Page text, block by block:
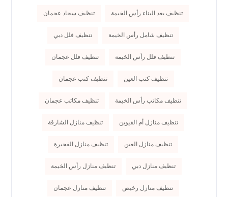
تنظيف بعد البناء رأس الخيمة تنظيف سجاد عجمان
تنظيف شامل رأس الخيمة تنظيف فلل دبي
تنظيف فلل رأس الخيمة تنظيف فلل عجمان
تنظيف كنب العين تنظيف كنب عجمان
تنظيف مكاتب رأس الخيمة تنظيف مكاتب عجمان
تنظيف منازل أم القيوين تنظيف منازل الشارقة
تنظيف منازل العين تنظيف منازل الفجيرة
تنظيف منازل دبي تنظيف منازل رأس الخيمة
تنظيف منازل رخيص تنظيف منازل عجمان